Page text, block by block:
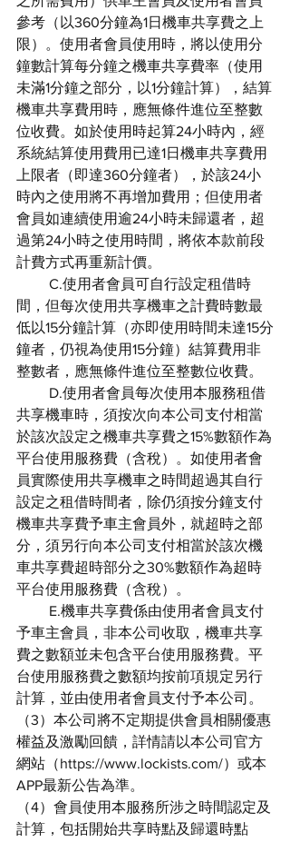
參考（以360分鐘為1日機車共享費之上
限）。使用者會員使用時，將以使用分
鐘數計算每分鐘之機車共享費率（使用
未滿1分鐘之部分，以1分鐘計算），結算
機車共享費用時，應無條件進位至整數
位收費。如於使用時起算24小時內，經
系統結算使用費用已達1日機車共享費用
上限者（即達360分鐘者），於該24小
時內之使用將不再增加費用；但使用者
會員如連續使用逾24小時未歸還者，超
過第24小時之使用時間，將依本款前段
計費方式再重新計價。
間，但每次使用共享機車之計費時數最
低以15分鐘計算（亦即使用時間未達15分
鐘者，仍視為使用15分鐘）結算費用非
整數者，應無條件進位至整數位收費。
共享機車時，須按次向本公司支付相當
於該次設定之機車共享費之15%數額作為
平台使用服務費（含稅）。如使用者會
員實際使用共享機車之時間超過其自行
設定之租借時間者，除仍須按分鐘支付
機車共享費予車主會員外，就超時之部
分，須另行向本公司支付相當於該次機
車共享費超時部分之30%數額作為超時
平台使用服務費（含稅）。
予車主會員，非本公司收取，機車共享
費之數額並未包含平台使用服務費。平
台使用服務費之數額均按前項規定另行
計算，並由使用者會員支付予本公司。
（3）本公司將不定期提供會員相關優惠
權益及激勵回饋，詳情請以本公司官方
網站（https://www.lockists.com/）或本
APP最新公告為準。
（4）會員使用本服務所涉之時間認定及
計算，包括開始共享時點及歸還時點